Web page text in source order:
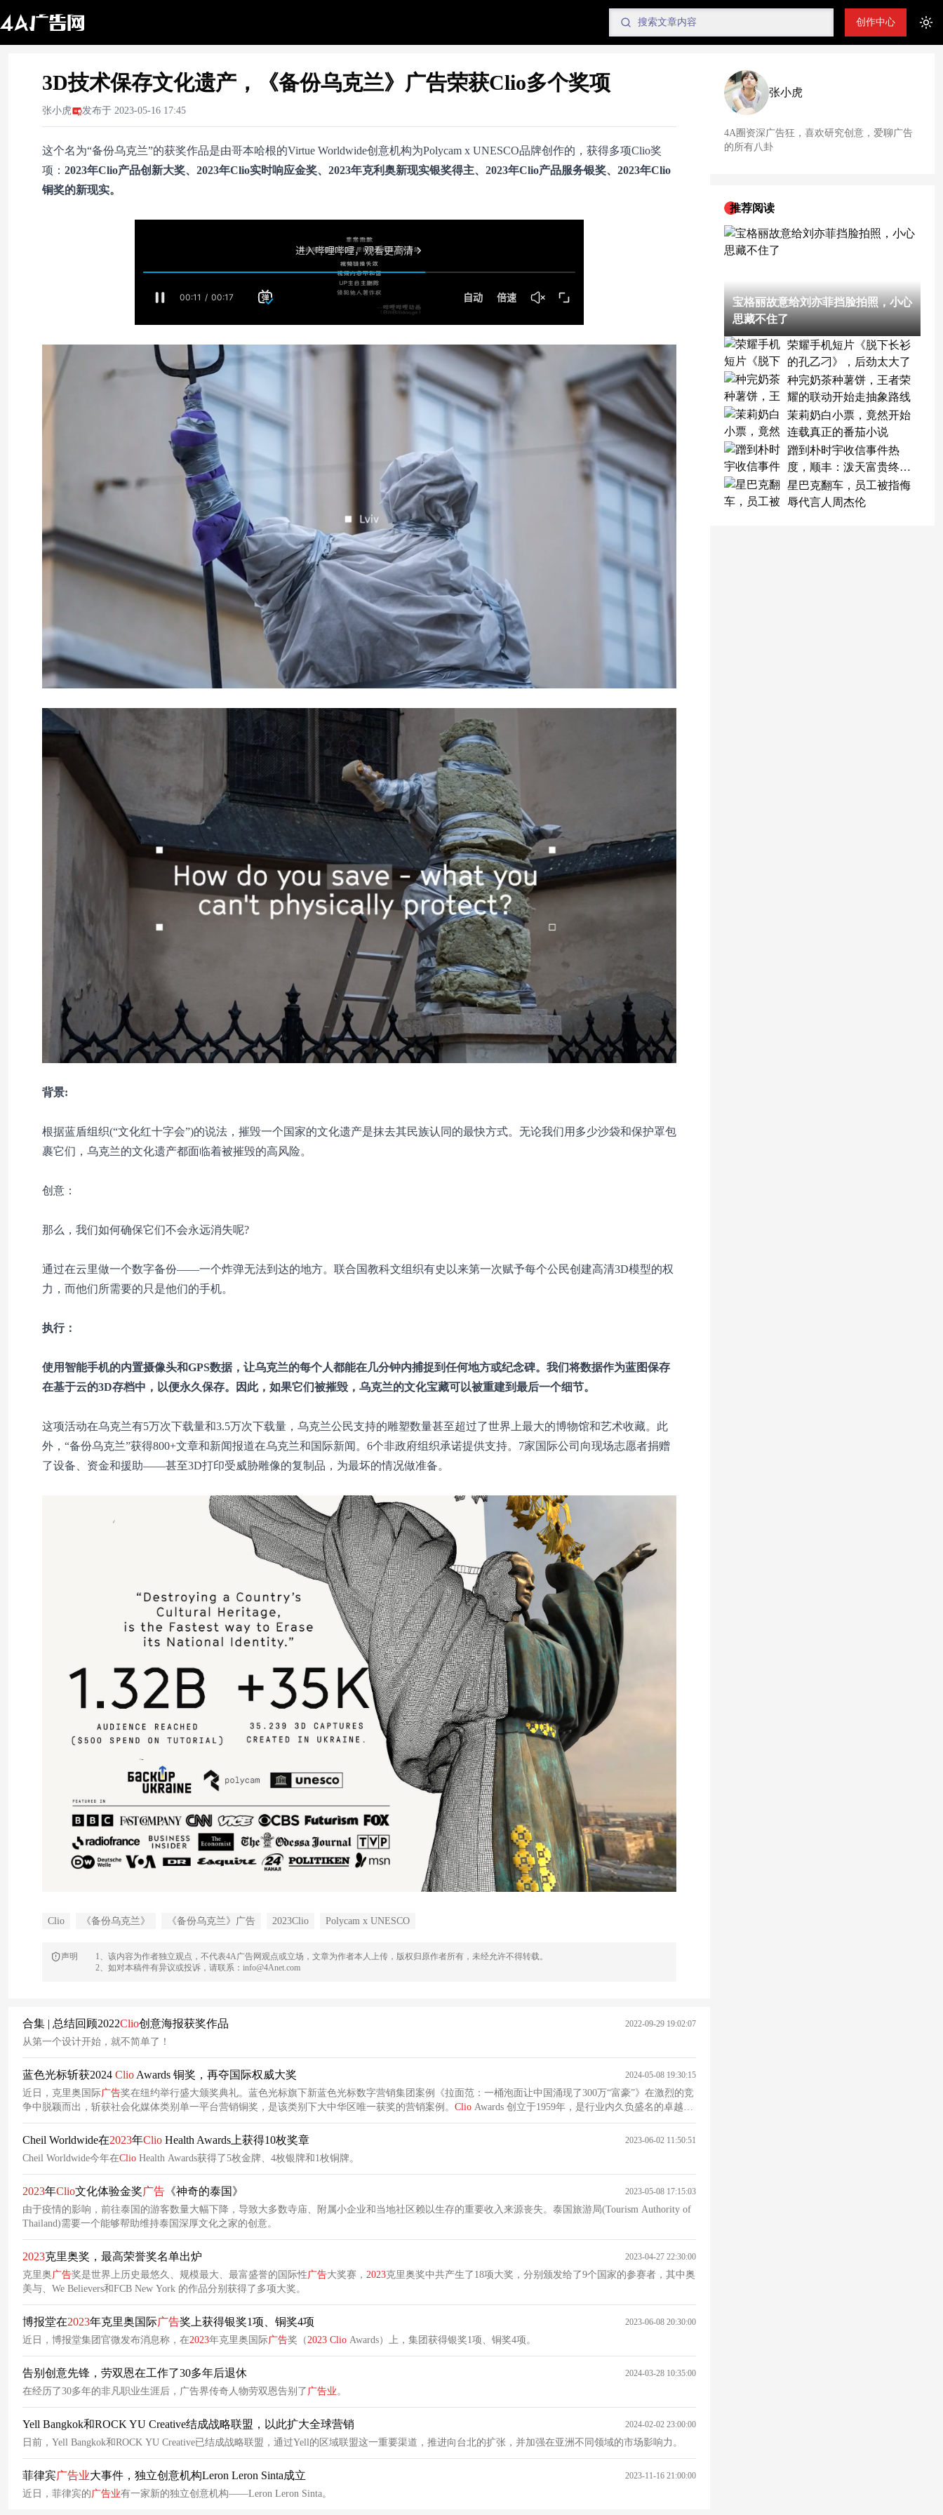
创作中心
3D技术保存文化遗产，《备份乌克兰》广告荣获Clio多个奖项
张小虎 发布于 2023-05-16 17:45
这个名为“备份乌克兰”的获奖作品是由哥本哈根的Virtue Worldwide创意机构为Polycam x UNESCO品牌创作的，获得多项Clio奖
项： 2023年Clio产品创新大奖、2023年Clio实时响应金奖、2023年克利奥新现实银奖得主、2023年Clio产品服务银奖、2023年Clio
铜奖的新现实。
背景:
根据蓝盾组织(“文化红十字会”)的说法，摧毁一个国家的文化遗产是抹去其民族认同的最快方式。无论我们用多少沙袋和保护罩包
裹它们，乌克兰的文化遗产都面临着被摧毁的高风险。
创意：
那么，我们如何确保它们不会永远消失呢?
通过在云里做一个数字备份——一个炸弹无法到达的地方。联合国教科文组织有史以来第一次赋予每个公民创建高清3D模型的权
力，而他们所需要的只是他们的手机。
执行：
使用智能手机的内置摄像头和GPS数据，让乌克兰的每个人都能在几分钟内捕捉到任何地方或纪念碑。我们将数据作为蓝图保存
在基于云的3D存档中，以便永久保存。因此，如果它们被摧毁，乌克兰的文化宝藏可以被重建到最后一个细节。
这项活动在乌克兰有5万次下载量和3.5万次下载量，乌克兰公民支持的雕塑数量甚至超过了世界上最大的博物馆和艺术收藏。此
外，“备份乌克兰”获得800+文章和新闻报道在乌克兰和国际新闻。6个非政府组织承诺提供支持。7家国际公司向现场志愿者捐赠
了设备、资金和援助——甚至3D打印受威胁雕像的复制品，为最坏的情况做准备。
Clio 《备份乌克兰》 《备份乌克兰》广告 2023Clio Polycam x UNESCO
声明
1、该内容为作者独立观点，不代表4A广告网观点或立场，文章为作者本人上传，版权归原作者所有，未经允许不得转载。
2、如对本稿件有异议或投诉，请联系：info@4Anet.com
合集 | 总结回顾2022Clio创意海报获奖作品 2022-09-29 19:02:07
从第一个设计开始，就不简单了！
蓝色光标斩获2024 ClioAwards 铜奖，再夺国际权威大奖 2024-05-08 19:30:15
近日，克里奥国际广告奖在纽约举行盛大颁奖典礼。蓝色光标旗下新蓝色光标数字营销集团案例《拉面范：一桶泡面让中国涌现了300万“富豪”》在激烈的竞
争中脱颖而出，斩获社会化媒体类别单一平台营销铜奖，是该类别下大中华区唯一获奖的营销案例。 Clio Awards 创立于1959年，是行业内久负盛名的卓越创
意综合奖项之一，旨在表彰营销业最富创意的精英，鼓舞和奖励突破界限、推动行业发展的作品和代理商。
Cheil Worldwide在2023年Clio Health Awards上获得10枚奖章 2023-06-02 11:50:51
Cheil Worldwide今年在Clio Health Awards获得了5枚金牌、4枚银牌和1枚铜牌。
2023年Clio文化体验金奖广告 《神奇的泰国》 2023-05-08 17:15:03
由于疫情的影响，前往泰国的游客数量大幅下降，导致大多数寺庙、附属小企业和当地社区赖以生存的重要收入来源丧失。泰国旅游局(Tourism Authority of
Thailand)需要一个能够帮助维持泰国深厚文化之家的创意。
2023克里奥奖，最高荣誉奖名单出炉 2023-04-27 22:30:00
克里奥广告奖是世界上历史最悠久、规模最大、最富盛誉的国际性广告大奖赛， 2023克里奥奖中共产生了18项大奖，分别颁发给了9个国家的参赛者，其中奥
美与、We Believers和FCB New York 的作品分别获得了多项大奖。
博报堂在2023年克里奥国际广告奖上获得银奖1项、铜奖4项 2023-06-08 20:30:00
近日，博报堂集团官微发布消息称，在2023年克里奥国际广告奖（2023 Clio Awards）上，集团获得银奖1项、铜奖4项。
告别创意先锋，劳双恩在工作了30多年后退休 2024-03-28 10:35:00
在经历了30多年的非凡职业生涯后，广告界传奇人物劳双恩告别了 广告业。
Yell Bangkok和ROCK YU Creative结成战略联盟，以此扩大全球营销 2024-02-02 23:00:00
日前，Yell Bangkok和ROCK YU Creative已结成战略联盟，通过Yell的区域联盟这一重要渠道，推进向台北的扩张，并加强在亚洲不同领域的市场影响力。
菲律宾广告业大事件，独立创意机构Leron Leron Sinta成立 2023-11-16 21:00:00
近日，菲律宾的广告业有一家新的独立创意机构——Leron Leron Sinta。
张小虎
4A圈资深广告狂，喜欢研究创意，爱聊广告
的所有八卦
推荐阅读
宝格丽故意给刘亦菲挡脸拍照，小心
思藏不住了
荣耀手机短片《脱下长衫
的孔乙刁》，后劲太大了
种完奶茶种薯饼，王者荣
耀的联动开始走抽象路线
茉莉奶白小票，竟然开始
连载真正的番茄小说
蹭到朴时宇收信事件热
度，顺丰：泼天富贵终于
轮到我了
星巴克翻车，员工被指侮
辱代言人周杰伦